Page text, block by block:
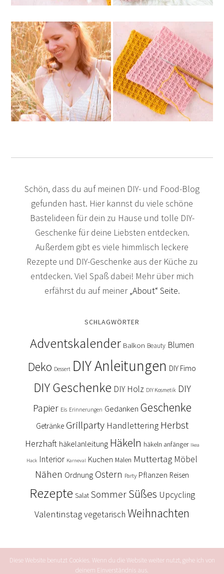
Schön, dass du auf meinen DIY- und Food-Blog
gefunden hast. Hier kannst du viele schöne
Bastelideen für dein zu Hause und tolle DIY-
Geschenke für deine Liebsten entdecken.
Außerdem gibt es viele himmlisch leckere
Rezepte und DIY-Geschenke aus der Küche zu
entdecken. Viel Spaß dabei! Mehr über mich
erfährst du auf meiner„About“ Seite.
SCHLAGWÖRTER
Adventskalender Balkon Beauty Blumen
Deko Dessert DIY Anleitungen DIY Fimo
DIY Geschenke DIY Holz DIY Kosmetik DIY
Papier Eis Erinnerungen Gedanken Geschenke
Getränke Grillparty Handlettering Herbst
Herzhaft häkelanleitung Häkeln häkeln anfänger Ikea
Hack Interior Karneval Kuchen Malen Muttertag Möbel
Nähen Ordnung Ostern Party Pflanzen Reisen
Rezepte Salat Sommer Süßes Upcycling
Valentinstagvegetarisch Weihnachten
Diese Website benutzt Cookies. Wenn du die Website weiter nutzt, gehe ich von
deinem Einverständnis aus.